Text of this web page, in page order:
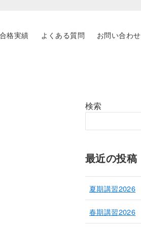
合格実績 よくある質問 お問い合わせ
検索
最近の投稿
夏期講習2026
春期講習2026